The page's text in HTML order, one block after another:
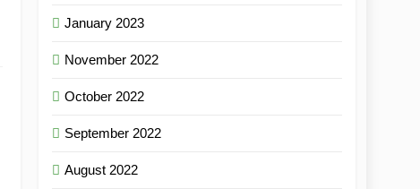
January 2023
November 2022
October 2022
September 2022
August 2022